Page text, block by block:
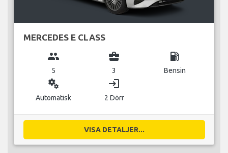
MERCEDES E CLASS
group
5
business_center
3
local_gas_station
Bensin
miscellaneous_services
Automatisk
login
2 Dörr
VISA DETALJER...